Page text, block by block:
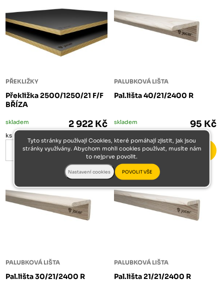
PŘEKLIŽKY
Překližka 2500/1250/21 F/F
BŘÍZA
skladem 2 922 Kč
ks
PALUBKOVÁ LIŠTA
Pal.lišta 40/21/2400 R
skladem 95 Kč
PALUBKOVÁ LIŠTA
Pal.lišta 30/21/2400 R
PALUBKOVÁ LIŠTA
Pal.lišta 21/21/2400 R
Tyto stránky používají Cookies, které pomáhají zjistit, jak jsou
stránky využívány. Abychom mohli cookies používat, musíte nám
to nejprve povolit.